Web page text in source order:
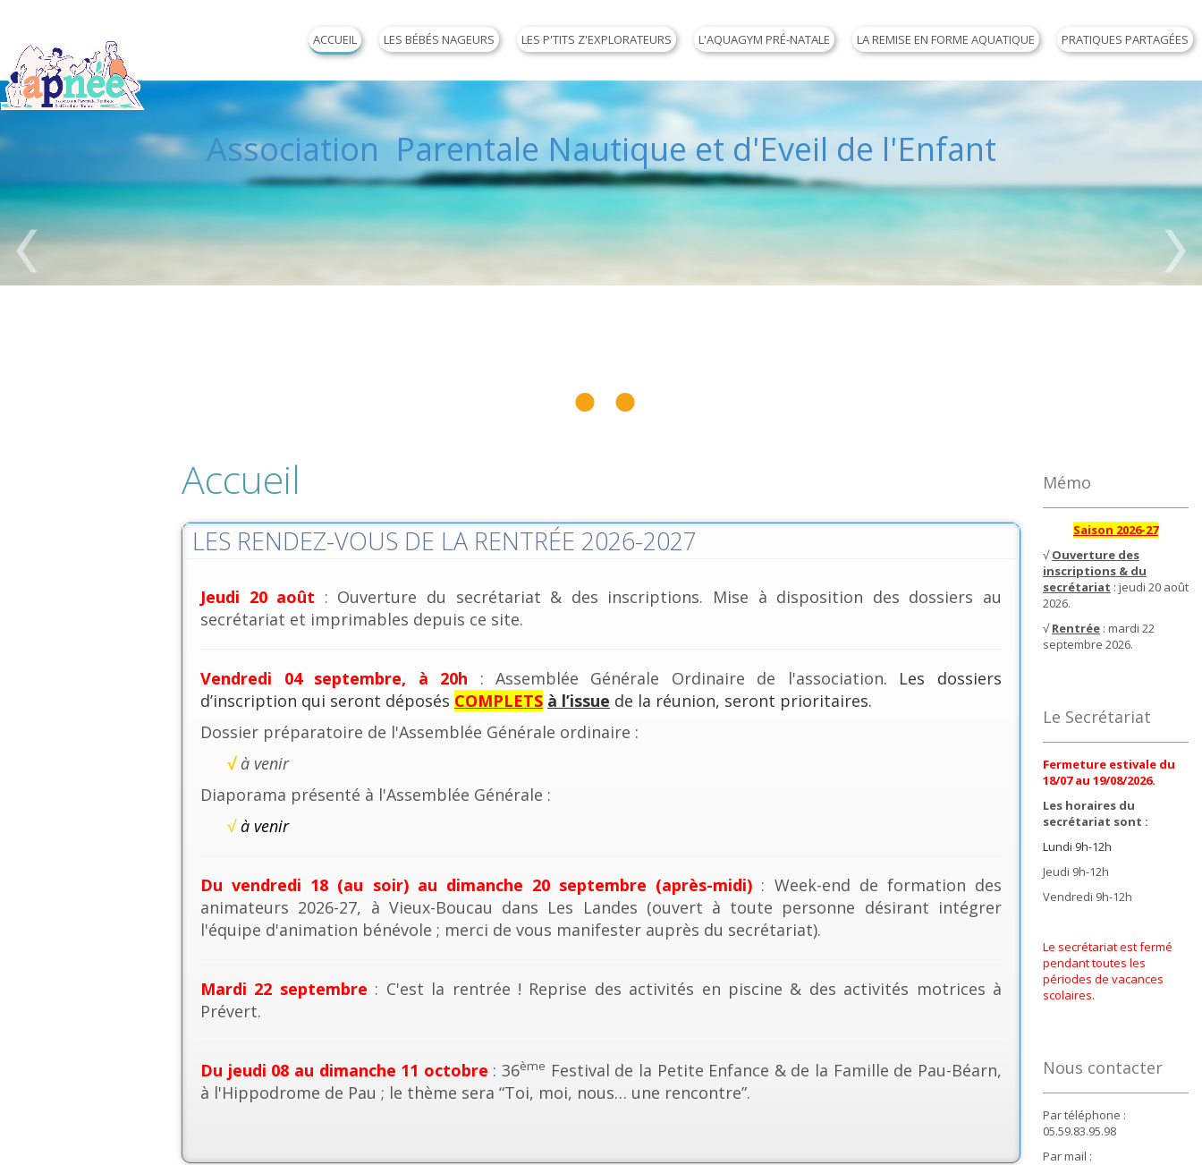
ACCUEIL LES BÉBÉS NAGEURS LES P'TITS Z'EXPLORATEURS L'AQUAGYM PRÉ-NATALE LA REMISE EN FORME AQUATIQUE PRATIQUES PARTAGÉES
Association Parentale Nautique et d'Eveil de l'Enfant
Accueil
LES RENDEZ-VOUS DE LA RENTRÉE 2026-2027
Jeudi 20 août : Ouverture du secrétariat & des inscriptions. Mise à disposition des dossiers au
secrétariat et imprimables depuis ce site.
Vendredi 04 septembre, à 20h : Assemblée Générale Ordinaire de l'association. Les dossiers
d’inscription qui seront déposés COMPLETS à l’issue de la réunion, seront prioritaires.
Dossier préparatoire de l'Assemblée Générale ordinaire :
√ à venir
Diaporama présenté à l'Assemblée Générale :
√à venir
Du vendredi 18 (au soir) au dimanche 20 septembre (après-midi) : Week-end de formation des
animateurs 2026-27, à Vieux-Boucau dans Les Landes (ouvert à toute personne désirant intégrer
l'équipe d'animation bénévole ; merci de vous manifester auprès du secrétariat).
Mardi 22 septembre : C'est la rentrée ! Reprise des activités en piscine & des activités motrices à
Prévert.
Du jeudi 08 au dimanche 11 octobre : 36ème Festival de la Petite Enfance & de la Famille de Pau-Béarn,
à l'Hippodrome de Pau ; le thème sera “Toi, moi, nous… une rencontre”.
Mémo
Saison 2026-27
√Ouverture des
inscriptions & du
secrétariat : jeudi 20 août
2026.
√Rentrée: mardi 22
septembre 2026.
Le Secrétariat
Fermeture estivale du
18/07 au 19/08/2026.
Les horaires du
secrétariat sont :
Lundi 9h-12h
Jeudi 9h-12h
Vendredi 9h-12h
Le secrétariat est fermé
pendant toutes les
périodes de vacances
scolaires.
Nous contacter
Par téléphone :
05.59.83.95.98
Par mail :